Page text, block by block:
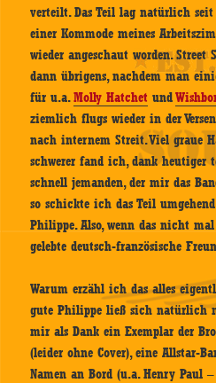
verteilt. Das Teil lag natürlich
einer Kommode meines
wieder angeschaut worden. Street
dann übrigens, nachdem man
für u.a.Molly Hatchet und
ziemlich flugs wieder in der
nach internem Streit. Viel graue
schwerer fand ich, dank heutiger
schnell jemanden, der mir das
so schickte ich das Teil
Philippe. Also, wenn das nicht
gelebte deutsch-französische
Warum erzähl ich das alles
gute Philippe ließ sich natürlich
mir als Dank ein Exemplar der
(leider ohne Cover), eine Allstar-
Namen an Bord (u.a. Henry Paul